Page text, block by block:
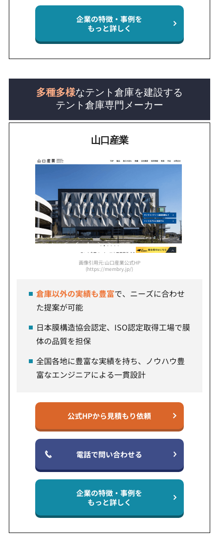
企業の特徴・事例を
もっと詳しく
多種多様なテント倉庫を建設する
テント倉庫専門メーカー
山口産業
画像引用元:山口産業公式HP
(https://membry.jp/)
倉庫以外の実績も豊富で、ニーズに合わせ
た提案が可能
日本膜構造協会認定、ISO認定取得工場で膜
体の品質を担保
全国各地に豊富な実績を持ち、ノウハウ豊
富なエンジニアによる一貫設計
公式HPから見積もり依頼
電話で問い合わせる
企業の特徴・事例を
もっと詳しく